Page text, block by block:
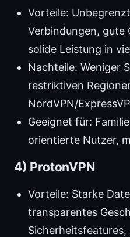
Vorteile:
Verbindungen,
solide Leistung in
Nachteile: Weniger
restriktiven
NordVPN/
Geeignet für:
orientierte Nutzer,
4) ProtonVPN
Vorteile: Starke
transparentes